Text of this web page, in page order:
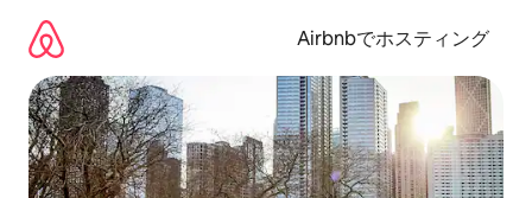
Airbnbでホスティング